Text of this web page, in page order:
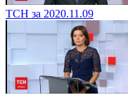
ТСН за 2020.11.09